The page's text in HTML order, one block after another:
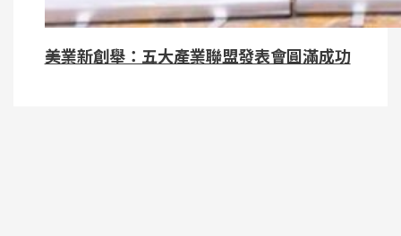
美業新創舉：五大產業聯盟發表會圓滿成功